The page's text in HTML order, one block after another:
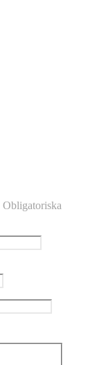
Obligatoriska